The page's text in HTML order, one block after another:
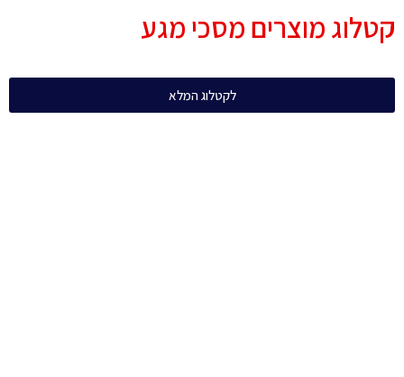
קטלוג מוצרים מסכי מגע
לקטלוג המלא